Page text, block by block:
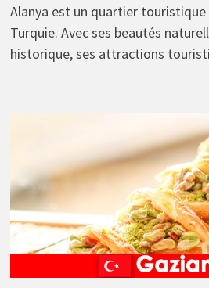
Alanya est un quartier touristique
Turquie. Avec ses beautés
historique, ses attractions